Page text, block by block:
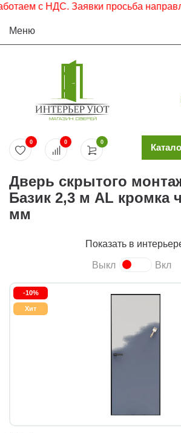
с НДС. Заявки просьба
Меню
0
0 0
Дверь скрытого
Базик 2,3 м AL кромка
мм
Показать в
Выкл Вкл
-10%
Хит